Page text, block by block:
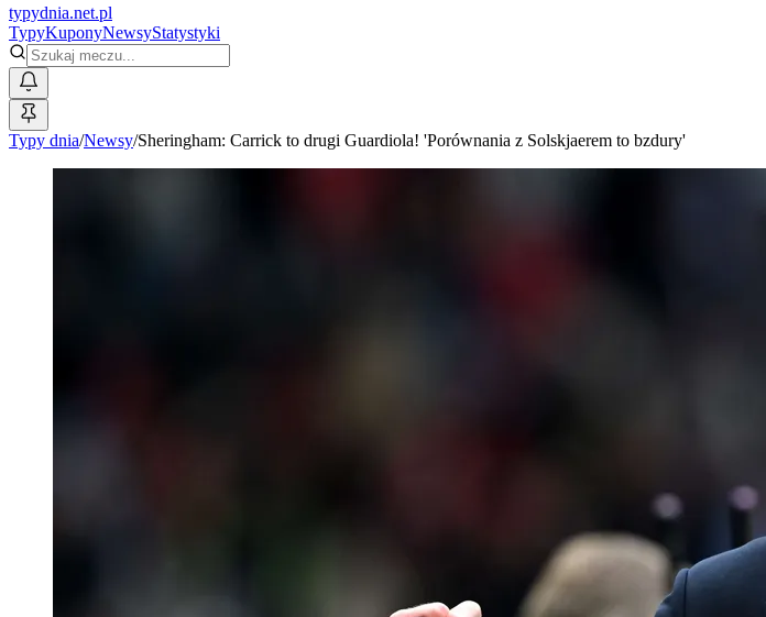
typydnia.net.pl
TypyKuponyNewsyStatystyki
Typy dnia/Newsy/Sheringham: Carrick to drugi Guardiola! 'Porównania z Solskjaerem to bzdury'